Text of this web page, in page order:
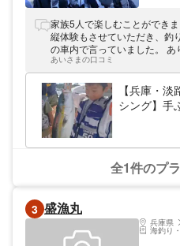
てるよ。
家族5人で楽しむことができ
縦体験もさせていただき、釣
の車内で言っていました。 あ
あいさまの口コミ
【兵庫・
シング】手
全1件のプ
3 盛漁丸
兵庫県
海釣り